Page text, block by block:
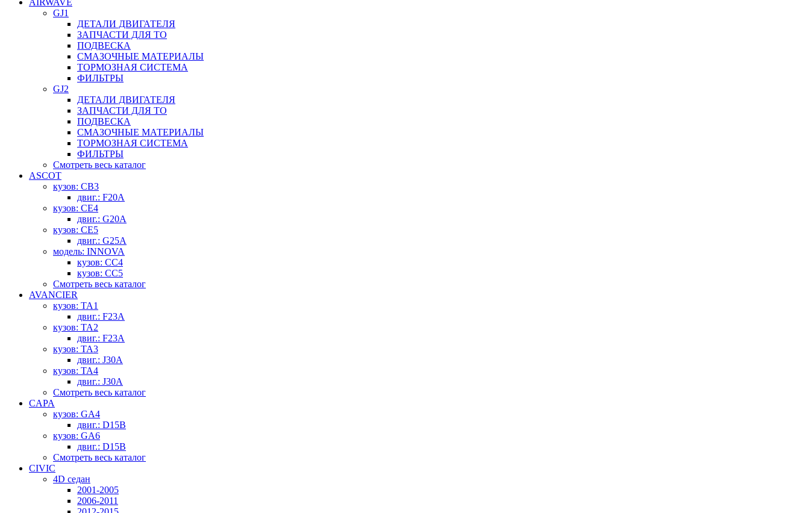
AIRWAVE
GJ1
ДЕТАЛИ ДВИГАТЕЛЯ
ЗАПЧАСТИ ДЛЯ ТО
ПОДВЕСКА
СМАЗОЧНЫЕ МАТЕРИАЛЫ
ТОРМОЗНАЯ СИСТЕМА
ФИЛЬТРЫ
GJ2
ДЕТАЛИ ДВИГАТЕЛЯ
ЗАПЧАСТИ ДЛЯ ТО
ПОДВЕСКА
СМАЗОЧНЫЕ МАТЕРИАЛЫ
ТОРМОЗНАЯ СИСТЕМА
ФИЛЬТРЫ
Смотреть весь каталог
ASCOT
кузов: CB3
двиг.: F20A
кузов: CE4
двиг.: G20A
кузов: CE5
двиг.: G25A
модель: INNOVA
кузов: CC4
кузов: CC5
Смотреть весь каталог
AVANCIER
кузов: TA1
двиг.: F23A
кузов: TA2
двиг.: F23A
кузов: TA3
двиг.: J30A
кузов: TA4
двиг.: J30A
Смотреть весь каталог
CAPA
кузов: GA4
двиг.: D15B
кузов: GA6
двиг.: D15B
Смотреть весь каталог
CIVIC
4D седан
2001-2005
2006-2011